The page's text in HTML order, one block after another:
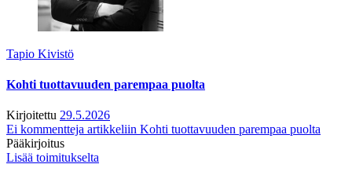
Tapio Kivistö
Kohti tuottavuuden parempaa puolta
Kirjoitettu 29.5.2026
Ei kommentteja artikkeliin Kohti tuottavuuden parempaa puolta
Pääkirjoitus
Lisää toimitukselta